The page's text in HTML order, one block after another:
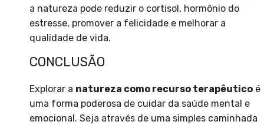
a natureza pode reduzir o cortisol, hormônio do
estresse, promover a felicidade e melhorar a
qualidade de vida.
CONCLUSÃO
Explorar a natureza como recurso terapêutico é
uma forma poderosa de cuidar da saúde mental e
emocional. Seja através de uma simples caminhada